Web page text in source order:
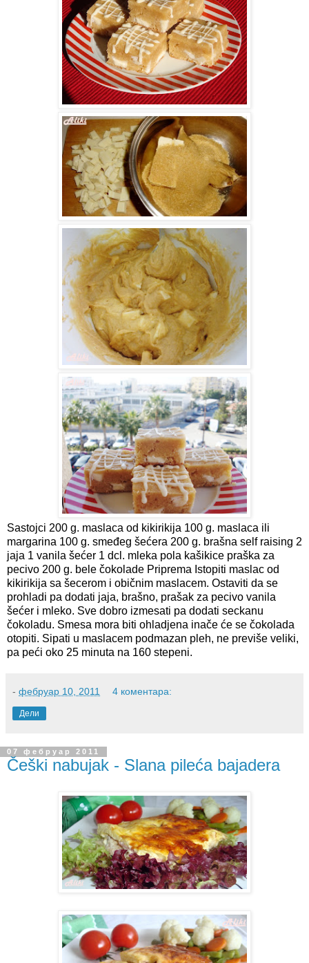
Sastojci 200 g. maslaca od kikirikija 100 g. maslaca ili
margarina 100 g. smeđeg šećera 200 g. brašna self raising 2
jaja 1 vanila šećer 1 dcl. mleka pola kašikice praška za
pecivo 200 g. bele čokolade Priprema Istopiti maslac od
kikirikija sa šecerom i običnim maslacem. Ostaviti da se
prohladi pa dodati jaja, brašno, prašak za pecivo vanila
šećer i mleko. Sve dobro izmesati pa dodati seckanu
čokoladu. Smesa mora biti ohladjena inače će se čokolada
otopiti. Sipati u maslacem podmazan pleh, ne previše veliki,
pa peći oko 25 minuta na 160 stepeni.
- фебруар 10, 2011 4 коментара:
Дели
07 фебруар 2011
Češki nabujak - Slana pileća bajadera